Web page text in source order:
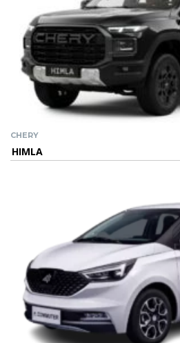
CHERY
HIMLA